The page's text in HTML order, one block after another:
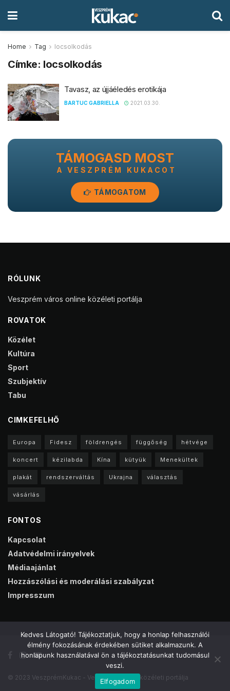
Home Tag locsolkodás
Címke: locsolkodás
Tavasz, az újjáéledés erotikája
BARTUC GABRIELLA 2021.03.30.
TÁMOGASD MOST
A VESZPRÉM KUKACOT
TÁMOGATOM
RÓLUNK
Veszprém város online közéleti portálja
ROVATOK
Közélet
Kultúra
Sport
Szubjektív
Tabu
CIMKEFELHŐ
Europa Fidesz földrengés függőség hétvége
koncert kézilabda Kína kütyük Menekültek
plakát rendszerváltás Ukrajna választás
vásárlás
FONTOS
Kapcsolat
Adatvédelmi irányelvek
Médiaajánlat
Hozzászólási és moderálási szabályzat
Impresszum
© 2023 VeszprémKukac - Veszprém online közéleti portálja
Kedves Látogató! Tájékoztatjuk, hogy a honlap felhasználói
élmény fokozásának érdekében sütiket alkalmazunk. A
honlapunk használatával ön a tájékoztatásunkat tudomásul
veszi.
Elfogadom